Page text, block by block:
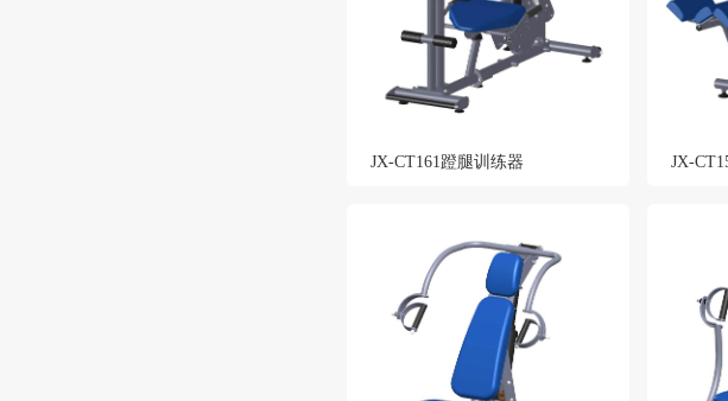
JX-CT161蹬腿训练器 JX-